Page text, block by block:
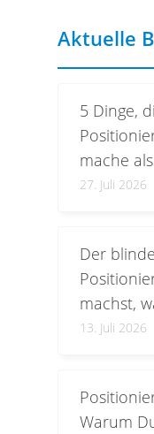
Aktuelle
5 Dinge,
mache
27. Juli 2026
Der
machst,
13. Juli 2026
Warum